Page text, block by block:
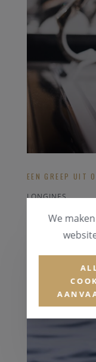
EEN GREEP UIT
LONGINES
ALLE OUTLET
We